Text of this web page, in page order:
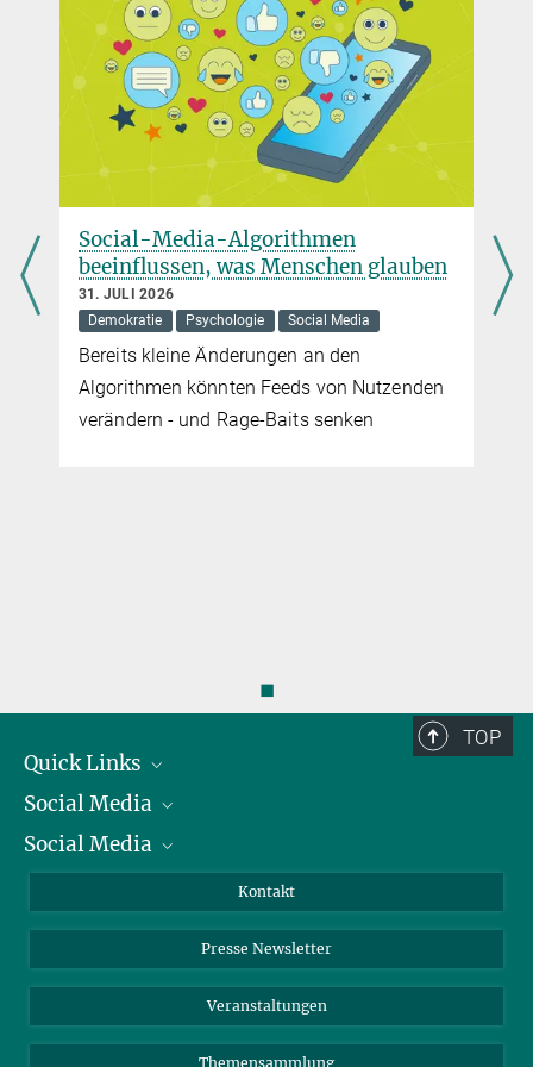
+49 89 24246-5411
christa.manta@...
Social-Media-Algorithmen
beeinflussen, was Menschen glauben
31. JULI 2026
Demokratie
Psychologie Social Media
Bereits kleine Änderungen an den
Algorithmen könnten Feeds von Nutzenden
verändern - und Rage-Baits senken
◼
TOP
Quick Links
Präsident
Zahlen und Fakten
Social Media
Bluesky
TikTok
Social Media
Instagram
YouTube
Kontakt
Presse Newsletter
Veranstaltungen
Themensammlung